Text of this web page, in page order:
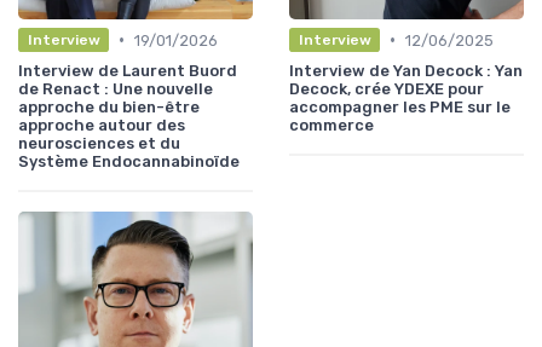
Interview • 19/01/2026
Interview de Laurent Buord
de Renact : Une nouvelle
approche du bien-être
approche autour des
neurosciences et du
Système Endocannabinoïde
Interview • 12/06/2025
Interview de Yan Decock : Yan
Decock, crée YDEXE pour
accompagner les PME sur le
commerce